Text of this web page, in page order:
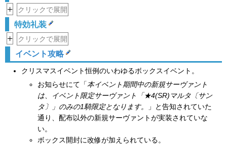
+ クリックで展開
特効礼装
+ クリックで展開
イベント攻略
クリスマスイベント恒例のいわゆるボックスイベント。
お知らせにて「本イベント期間中の新規サーヴァント
は、イベント限定サーヴァント「★4(SR)マルタ〔サン
タ〕」のみの1騎限定となります。
」と告知されていた
通り、配布以外の新規サーヴァントが実装されていな
い。
ボックス開封に改修が加えられている。